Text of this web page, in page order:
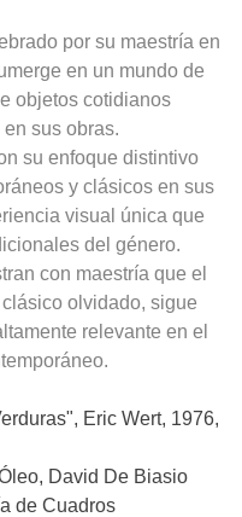
por su maestría en
en un mundo de
objetos cotidianos
sus obras.
su enfoque distintivo
y clásicos en sus
visual única que
del género.
con maestría que el
olvidado, sigue
relevante en el
Eric Wert, 1976,
David De Biasio
de Cuadros